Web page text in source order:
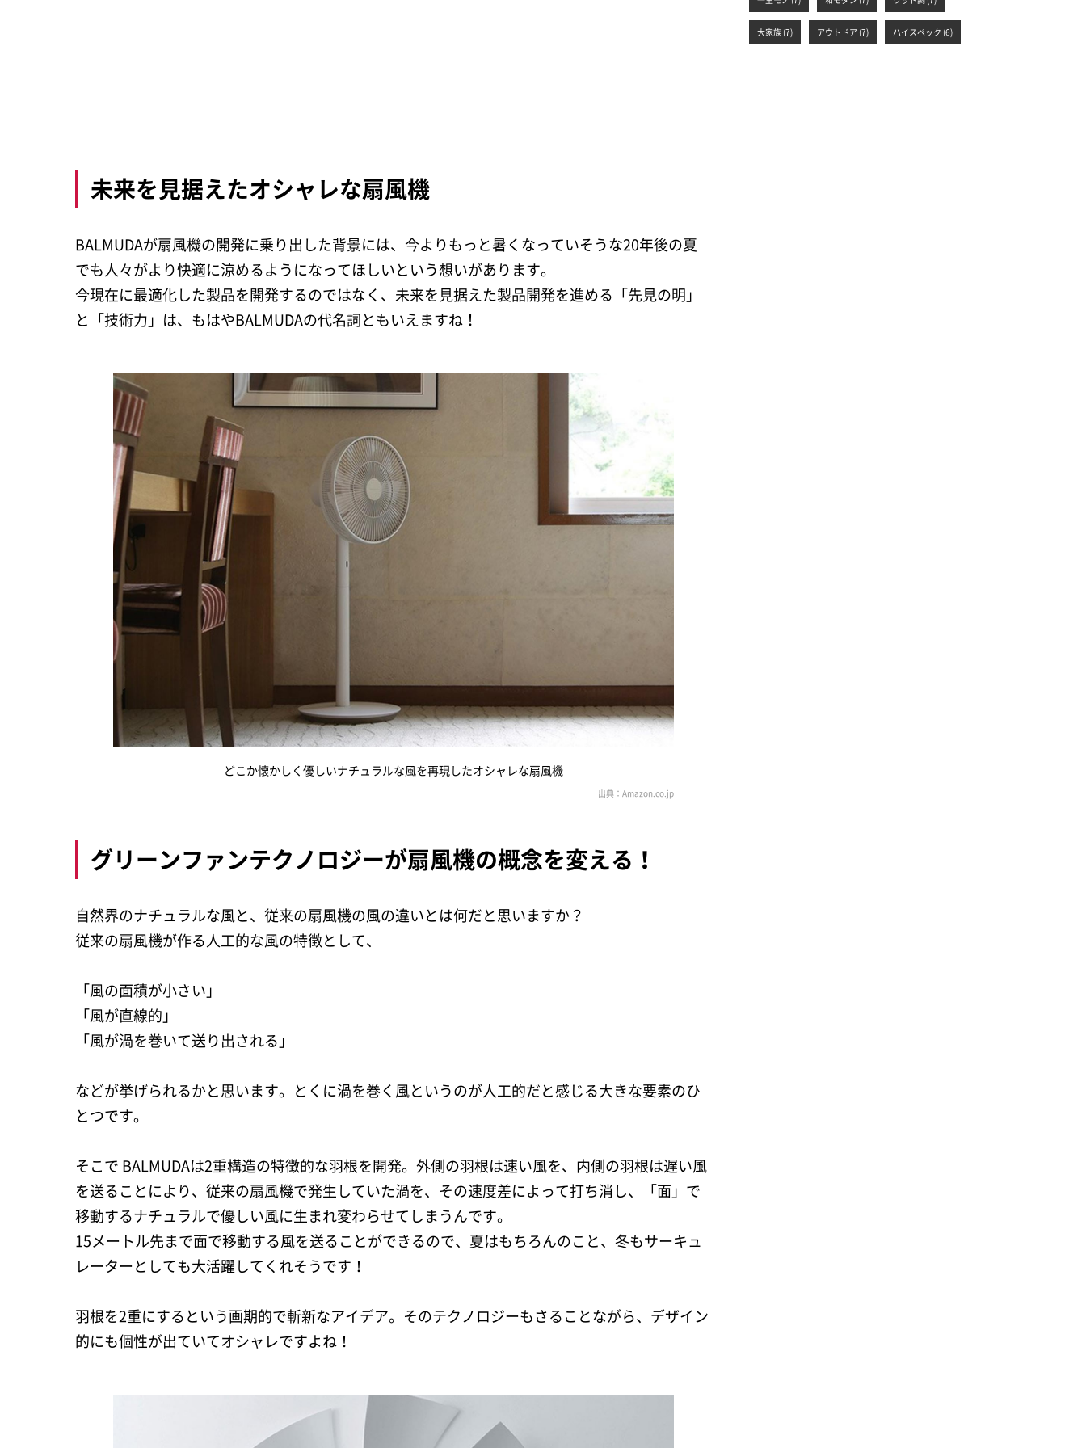
未来を見据えたオシャレな扇風機
BALMUDAが扇風機の開発に乗り出した背景には、今よりもっと暑くなっていそうな20年後の夏
でも人々がより快適に涼めるようになってほしいという想いがあります。
今現在に最適化した製品を開発するのではなく、未来を見据えた製品開発を進める「先見の明」
と「技術力」は、もはやBALMUDAの代名詞ともいえますね！
どこか懐かしく優しいナチュラルな風を再現したオシャレな扇風機
グリーンファンテクノロジーが扇風機の概念を変える！
自然界のナチュラルな風と、従来の扇風機の風の違いとは何だと思いますか？
従来の扇風機が作る人工的な風の特徴として、
「風の面積が小さい」
「風が直線的」
「風が渦を巻いて送り出される」
などが挙げられるかと思います。とくに渦を巻く風というのが人工的だと感じる大きな要素のひ
とつです。
そこで BALMUDAは2重構造の特徴的な羽根を開発。外側の羽根は速い風を、内側の羽根は遅い風
を送ることにより、従来の扇風機で発生していた渦を、その速度差によって打ち消し、「面」で
移動するナチュラルで優しい風に生まれ変わらせてしまうんです。
15メートル先まで面で移動する風を送ることができるので、夏はもちろんのこと、冬もサーキュ
レーターとしても大活躍してくれそうです！
羽根を2重にするという画期的で斬新なアイデア。そのテクノロジーもさることながら、デザイン
的にも個性が出ていてオシャレですよね！
大家族 (7) アウトドア (7) ハイスペック (6)